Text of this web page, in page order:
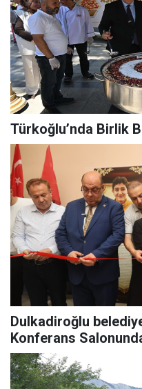
Türkoğlu’nda Birlik
Dulkadiroğlu belediyesi Şehidin
Konferans